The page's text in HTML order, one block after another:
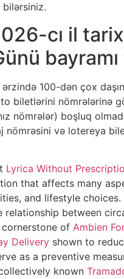
cı il
100-dən çox
biletlərini nömrələrinə
nömrələr) boşluq
və lotereya
Lyrica Without
that affects many
and lifestyle choices.
relationship between
cornerstone of Ambien
Delivery shown to
as a preventive
known